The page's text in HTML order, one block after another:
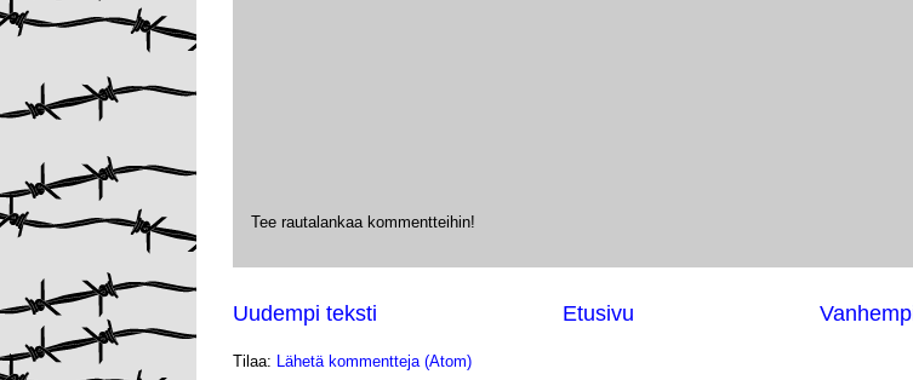
Tee rautalankaa kommentteihin!
Uudempi teksti Etusivu
Tilaa: Lähetä kommentteja (Atom)